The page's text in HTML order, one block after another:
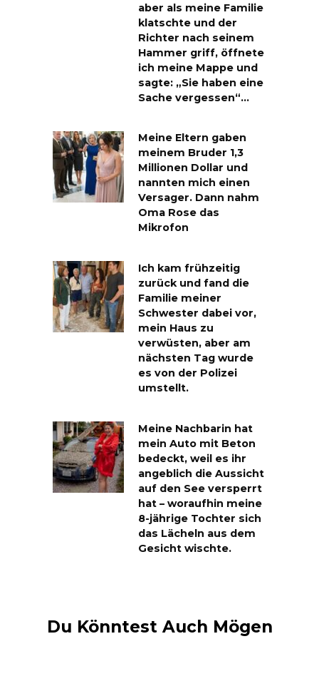
aber als meine Familie
klatschte und der
Richter nach seinem
Hammer griff, öffnete
ich meine Mappe und
sagte: „Sie haben eine
Sache vergessen“…
Meine Eltern gaben
meinem Bruder 1,3
Millionen Dollar und
nannten mich einen
Versager. Dann nahm
Oma Rose das
Mikrofon
Ich kam frühzeitig
zurück und fand die
Familie meiner
Schwester dabei vor,
mein Haus zu
verwüsten, aber am
nächsten Tag wurde
es von der Polizei
umstellt.
Meine Nachbarin hat
mein Auto mit Beton
bedeckt, weil es ihr
angeblich die Aussicht
auf den See versperrt
hat – woraufhin meine
8-jährige Tochter sich
das Lächeln aus dem
Gesicht wischte.
Du Könntest Auch Mögen